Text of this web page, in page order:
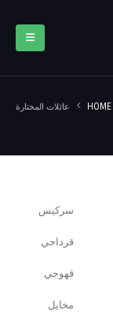
HOME عائلات المختارة
سركيس
قرداحي
قهوجي
مخايل